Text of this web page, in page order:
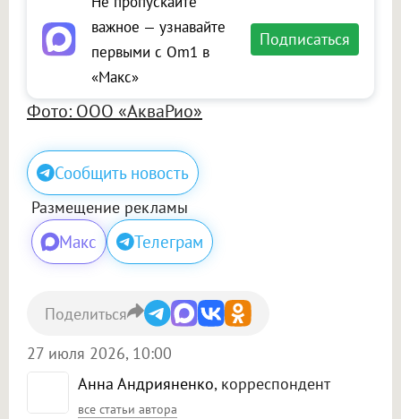
важное — узнавайте
первыми с Om1 в
«Макс»
Подписаться
Фото: ООО «АкваРио»
Сообщить новость
Размещение рекламы
Макс Телеграм
Анна Андрияненко, корреспондент
все статьи автора
27 июля 2026, 10:00
Поделиться